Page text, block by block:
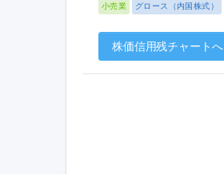
小売業 グロース（内国株式）
株価信用残チャートへ